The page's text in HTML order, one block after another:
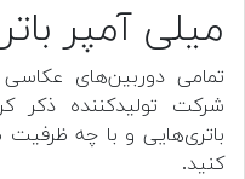
میلی آمپر
تمامی دوربین‌های
شرکت تولیدکننده
باتری‌هایی و با چه ظرفیت
کنید.